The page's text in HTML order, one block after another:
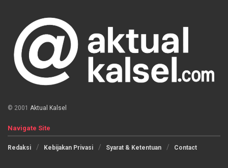
© 2001 Aktual Kalsel
Navigate Site
Redaksi Kebijakan Privasi Syarat & Ketentuan Contact